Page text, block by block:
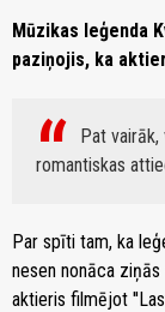
Mūzikas leģenda
paziņojis, ka
Pat vairāk,
romantiskas
Par spīti tam, ka
nesen nonāca
aktieris filmējot